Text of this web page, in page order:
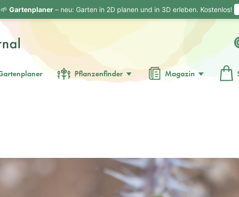
Pflanzenfinder Magazin
🌱 Gartenplaner– neu: Garten in 2D planen und in 3D erleben. Kostenlos!